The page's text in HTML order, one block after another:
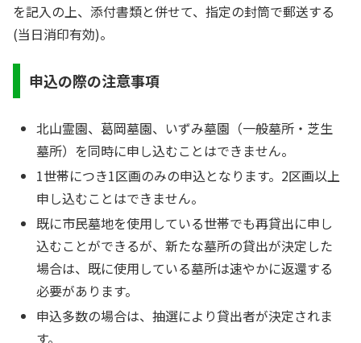
を記入の上、添付書類と併せて、指定の封筒で郵送する
(当日消印有効)。
申込の際の注意事項
北山霊園、葛岡墓園、いずみ墓園（一般墓所・芝生
墓所）を同時に申し込むことはできません。
1世帯につき1区画のみの申込となります。2区画以上
申し込むことはできません。
既に市民墓地を使用している世帯でも再貸出に申し
込むことができるが、新たな墓所の貸出が決定した
場合は、既に使用している墓所は速やかに返還する
必要があります。
申込多数の場合は、抽選により貸出者が決定されま
す。